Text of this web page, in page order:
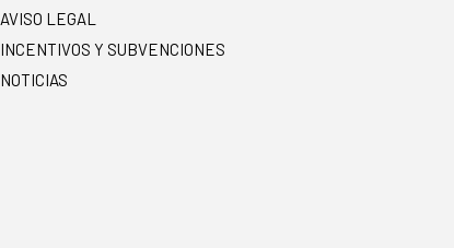
AVISO LEGAL
INCENTIVOS Y SUBVENCIONES
NOTICIAS